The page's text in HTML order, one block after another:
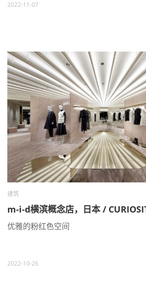
2022-11-07
建筑
m-i-d横滨概念店，日本 /
优雅的粉红色空间
2022-10-26